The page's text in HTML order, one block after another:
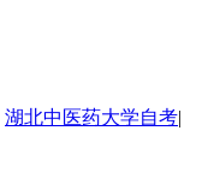
湖北中医药大学自考|